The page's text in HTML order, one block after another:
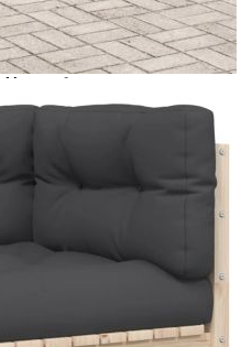
Антрацит
Масивна борова дървесина
70 x 63,5 см (Ш x Д)
70 x 40 x 12 см (Д х Ш x Деб)
70 x 70 x 12 см (Ш х Д x Деб)